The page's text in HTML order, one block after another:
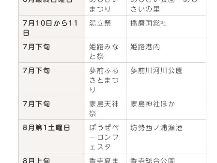
まつり
さいの里
7月10日から11
日
湯立祭 播磨国総社
7月下旬
姫路みな
と祭
姫路港内
7月下旬
夢前ふる
さとまつ
り
夢前川河川公園
7月下旬
家島天神
祭
家島神社ほか
8月第1土曜日
ぼうぜペ
ーロンフ
ェスタ
坊勢西ノ浦漁港
8月上旬 香寺夏ま 香寺総合公園